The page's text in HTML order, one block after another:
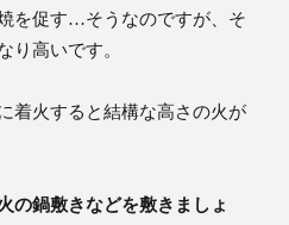
を促す…そうなのですが、そ
り高いです。
着火すると結構な高さの火が
の鍋敷きなどを敷きましょ